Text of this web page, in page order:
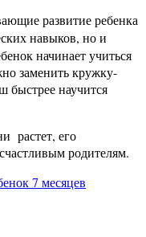
развитие ребенка
навыков, но и
начинает учиться
заменить кружку-
научится
растет, его
родителям.
7 месяцев